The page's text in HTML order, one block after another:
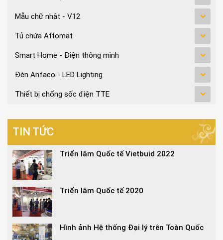
Mẫu chữ nhật - V12
Tủ chứa Attomat
Smart Home - Điện thông minh
Đèn Anfaco - LED Lighting
Thiết bị chống sốc điện TTE
TIN TỨC
Triển lãm Quốc tế Vietbuid 2022
Triển lãm Quốc tế 2020
Hình ảnh Hệ thống Đại lý trên Toàn Quốc